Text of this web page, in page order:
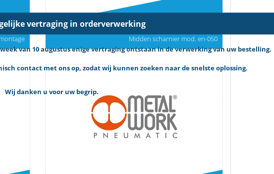
vertraging in orderverwerking
van 10 augustus enige vertraging ontstaan in de verwerking van uw bestelling.
contact met ons op, zodat wij kunnen zoeken naar de snelste oplossing.
Wij danken u voor uw begrip.
Midden scharnier mod. en-050